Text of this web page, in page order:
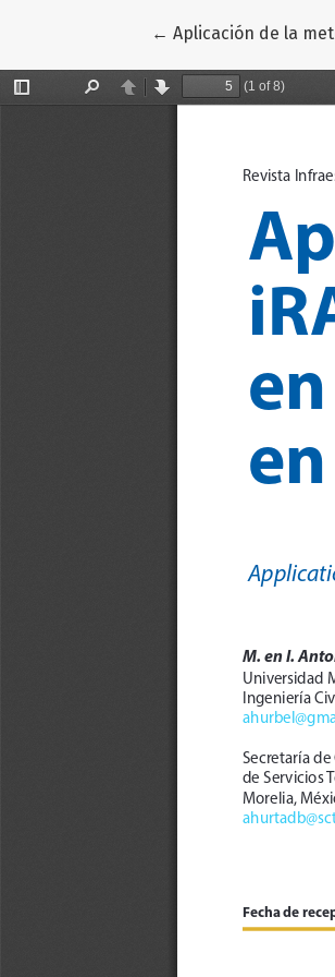
← Volver a los
Aplicación de la